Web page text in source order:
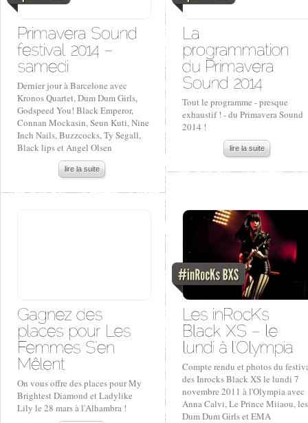
Dernier jour à Barcelone avec
Kronos Quartet, Dum Dum Girls,
Godspeed You! Black Emperor,
Connan Mockasin, Seun Kuti, Nine
Inch Nails, Buzzcocks, Ty Segall,
Black lips et Angel Olsen
lire la suite
Tout le programme - presque
exhaustif ! - du Primavera Sound
2014 !
lire la suite
On vous offre des places pour My
Brightest Diamond et Ladylike
Lily le 28 mars à l'Alhambra !
Compte rendu et photos du
des Inrocks Black XS le lundi 7
novembre 2011 à l'Olympia avec
Anna Calvi, Le Prince Miiaou, les
Dum Dum Girls et EMA